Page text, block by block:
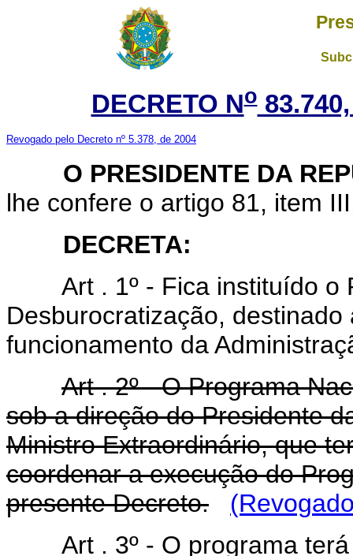
DECRETO No83.740,
Revogado pelo Decreto nº 5.378, de 2004
O PRESIDENTE DA
lhe confere o artigo 81, item
DECRETA:
Art . 1º - Fica instituído o
Desburocratização,
funcionamento da
Art . 2º - O Programa
sob a direção do Presidente
Ministro Extraordinário, que
coordenar a execução do
presente Decreto.
Art . 3º - O programa